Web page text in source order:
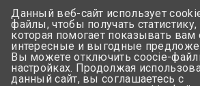
Данный веб-сайт использует
файлы, чтобы получать статистику,
которая помогает показывать
интересные и выгодные
Вы можете отключить coocie-
настройках. Продолжая
данный сайт, вы соглашаетесь с